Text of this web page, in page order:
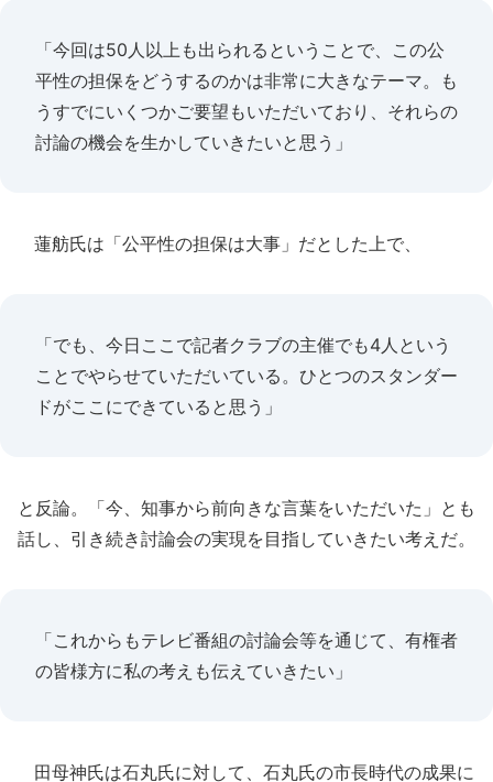
「今回は50人以上も出られるということで、この公
平性の担保をどうするのかは非常に大きなテーマ。も
うすでにいくつかご要望もいただいており、それらの
討論の機会を生かしていきたいと思う」
蓮舫氏は「公平性の担保は大事」だとした上で、
「でも、今日ここで記者クラブの主催でも4人という
ことでやらせていただいている。ひとつのスタンダー
ドがここにできていると思う」
と反論。「今、知事から前向きな言葉をいただいた」とも
話し、引き続き討論会の実現を目指していきたい考えだ。
「これからもテレビ番組の討論会等を通じて、有権者
の皆様方に私の考えも伝えていきたい」
田母神氏は石丸氏に対して、石丸氏の市長時代の成果に